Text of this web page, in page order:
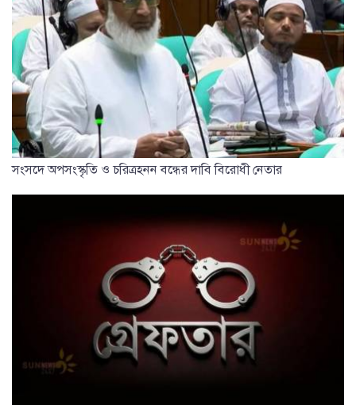
সংসদে অপসংস্কৃতি ও চরিত্রহনন বন্ধের দাবি বিরোধী নেতার